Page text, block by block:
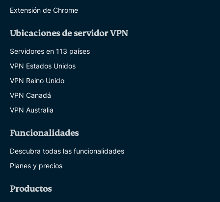
Extensión de Chrome
Ubicaciones de servidor VPN
Servidores en 113 países
VPN Estados Unidos
VPN Reino Unido
VPN Canadá
VPN Australia
Funcionalidades
Descubra todas las funcionalidades
Planes y precios
Productos